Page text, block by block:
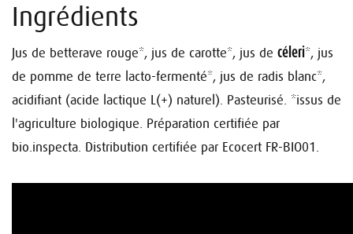
Ingrédients
Jus de betterave rouge*, jus de carotte*, jus de céleri*, jus
de pomme de terre lacto-fermenté*, jus de radis blanc*,
acidifiant (acide lactique L(+) naturel). Pasteurisé. *issus de
l'agriculture biologique. Préparation certifiée par
bio.inspecta. Distribution certifiée par Ecocert FR-BIO01.